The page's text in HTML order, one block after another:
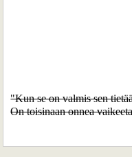
"Kun se on valmis sen
On toisinaan onnea